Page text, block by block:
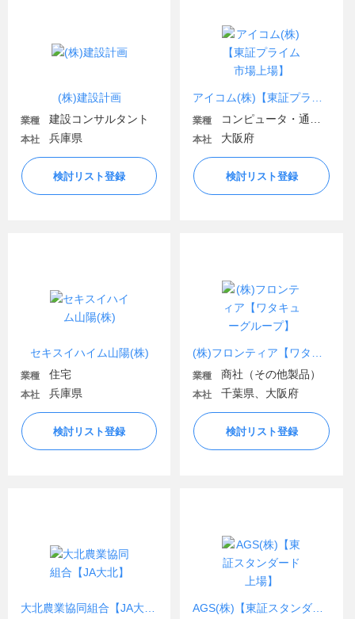
(株)建設計画
業種 建設コンサルタント
本社 兵庫県
検討リスト登録
業種
本社 大阪府
検討リスト登録
セキスイハイム山陽(株)
業種 住宅
本社 兵庫県
検討リスト登録
業種 商社（その他製品）
本社 千葉県、大阪府
検討リスト登録